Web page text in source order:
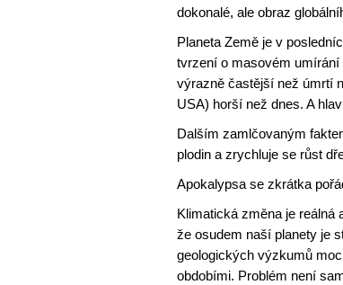
dokonalé, ale obraz
Planeta Země je v
tvrzení o masovém umírání
výrazně častější než úmrtí
USA) horší než dnes. A
Dalším zamlčovaným
plodin a zrychluje se růst
Apokalypsa se zkrátka
Klimatická změna je reálná
že osudem naší planety je
geologických výzkumů
obdobími. Problém není